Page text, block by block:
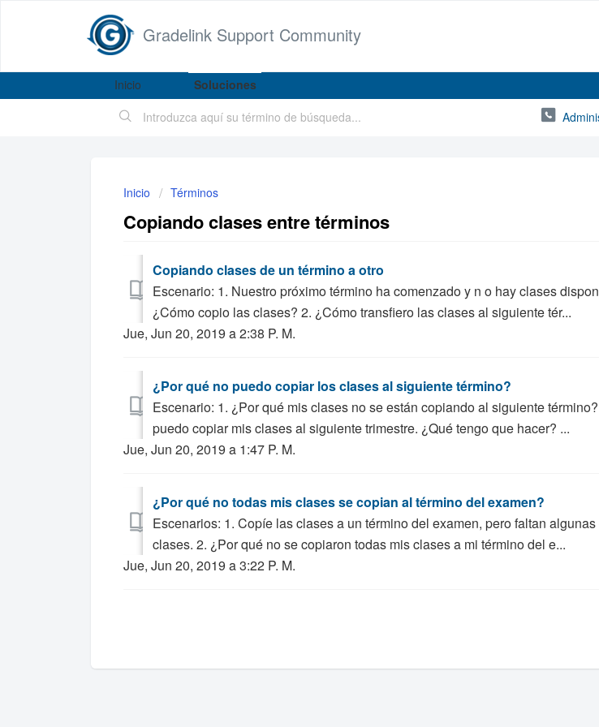
Gradelink Support Community
Inicio
Soluciones
Inicio Términos
Copiando clases entre términos
Copiando clases de un término a otro
Escenario: 1. Nuestro próximo término ha comenzado y n o hay clases
¿Cómo copio las clases? 2. ¿Cómo transfiero las clases al siguiente tér...
Jue, Jun 20, 2019 a 2:38 P. M.
¿Por qué no puedo copiar los clases al siguiente término?
Escenario: 1. ¿Por qué mis clases no se están copiando al siguiente
puedo copiar mis clases al siguiente trimestre. ¿Qué tengo que hacer? ...
Jue, Jun 20, 2019 a 1:47 P. M.
¿Por qué no todas mis clases se copian al término del examen?
Escenarios: 1. Copíe las clases a un término del examen, pero faltan
clases. 2. ¿Por qué no se copiaron todas mis clases a mi término del e...
Jue, Jun 20, 2019 a 3:22 P. M.